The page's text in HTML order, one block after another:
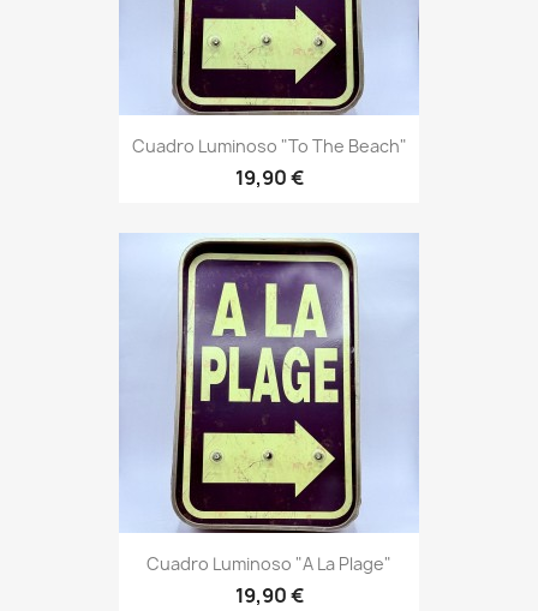
Cuadro Luminoso "To The Beach"
19,90 €
Cuadro Luminoso "A La Plage"
19,90 €